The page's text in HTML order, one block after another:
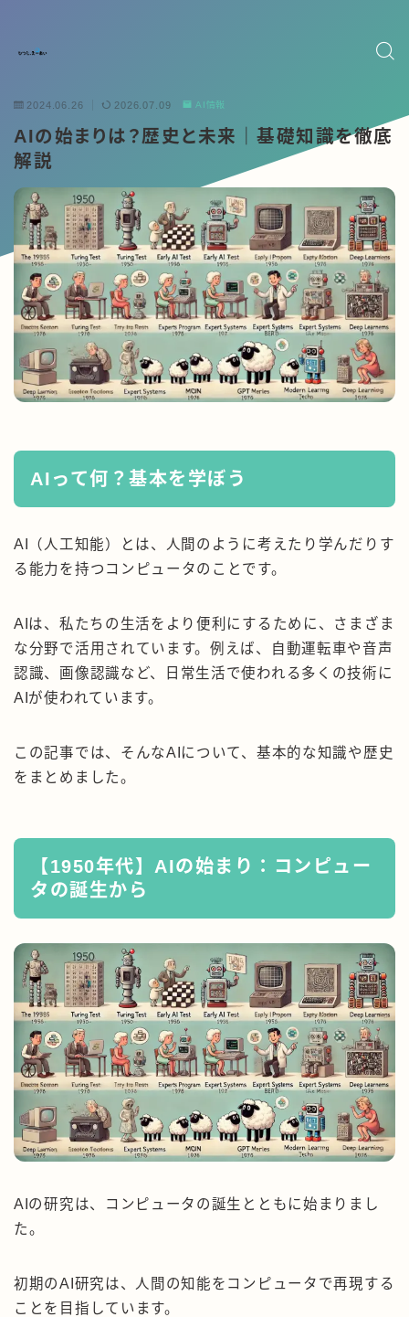
2024.06.26 2026.07.09 AI情報
AIの始まりは？歴史と未来｜基礎知識を徹底
解説
AIって何？基本を学ぼう
AI（人工知能）とは、人間のように考えたり学んだりす
る能力を持つコンピュータのことです。
AIは、私たちの生活をより便利にするために、さまざま
な分野で活用されています。例えば、自動運転車や音声
認識、画像認識など、日常生活で使われる多くの技術に
AIが使われています。
この記事では、そんなAIについて、基本的な知識や歴史
をまとめました。
【1950年代】AIの始まり：コンピュー
タの誕生から
AIの研究は、コンピュータの誕生とともに始まりまし
た。
初期のAI研究は、人間の知能をコンピュータで再現する
ことを目指しています。